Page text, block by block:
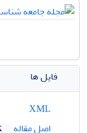
فایل ها
اصل مقاله